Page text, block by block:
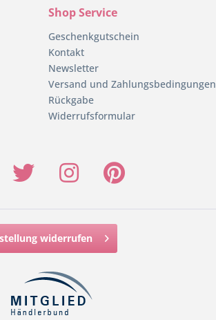
Shop Service
Geschenkgutschein
Kontakt
Newsletter
Versand und Zahlungsbedingungen
Rückgabe
Widerrufsformular
widerrufen